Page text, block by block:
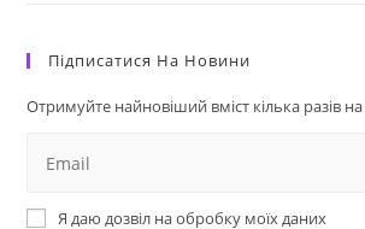
Підписатися На Новини
Отримуйте найновіший вміст кілька разів
Я даю дозвіл на обробку моїх даних